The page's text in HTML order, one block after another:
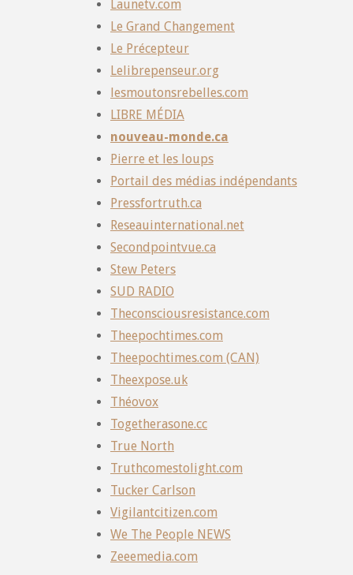
Launetv.com
Le Grand Changement
Le Précepteur
Lelibrepenseur.org
lesmoutonsrebelles.com
LIBRE MÉDIA
nouveau-monde.ca
Pierre et les loups
Portail des médias indépendants
Pressfortruth.ca
Reseauinternational.net
Secondpointvue.ca
Stew Peters
SUD RADIO
Theconsciousresistance.com
Theepochtimes.com
Theepochtimes.com (CAN)
Theexpose.uk
Théovox
Togetherasone.cc
True North
Truthcomestolight.com
Tucker Carlson
Vigilantcitizen.com
We The People NEWS
Zeeemedia.com